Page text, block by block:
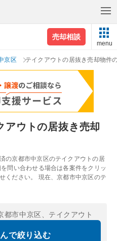
売却相談
menu
京区 テイクアウトの居抜き売却物件
アウトの居抜き売却
の京都市中京区のテイクアウトの居
問い合わせる場合は各案件をクリッ
ください。 現在、京都市中京区のテ
都市中京区、テイクアウト
で絞り込む